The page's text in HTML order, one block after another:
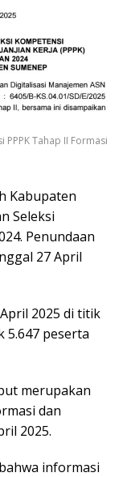
Tahap II Formasi
Kabupaten
Seleksi
Penundaan
27 April
2025 di titik
5.647 peserta
merupakan
dan
2025.
informasi